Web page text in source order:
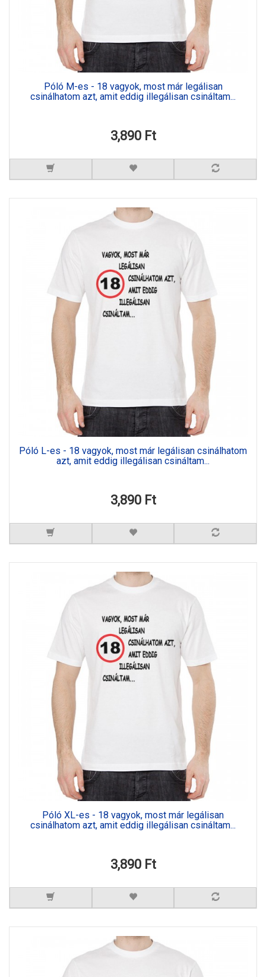
Póló M-es - 18 vagyok, most már legálisan
csinálhatom azt, amit eddig illegálisan csináltam...
3,890 Ft
Póló L-es - 18 vagyok, most már legálisan csinálhatom
azt, amit eddig illegálisan csináltam...
3,890 Ft
Póló XL-es - 18 vagyok, most már legálisan
csinálhatom azt, amit eddig illegálisan csináltam...
3,890 Ft